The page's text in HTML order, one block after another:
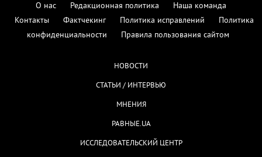
О нас Редакционная политика
Наша команда
Контакты
Фактчекинг Политика исправлений
Политика
конфиденциальности
Правила пользования сайтом
НОВОСТИ
СТАТЬИ / ИНТЕРВЬЮ
МНЕНИЯ
РАВНЫЕ.UA
ИССЛЕДОВАТЕЛЬСКИЙ ЦЕНТР